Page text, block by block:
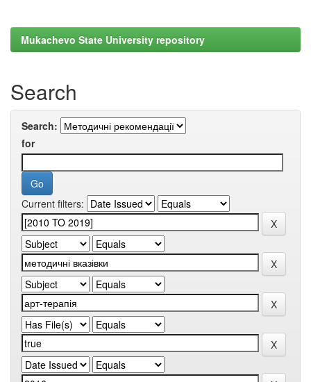
Mukachevo State University repository
Search
Search:
for
Current filters: